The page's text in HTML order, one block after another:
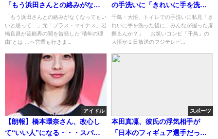
「もう浜田さんとの絡みがなく
なってもいいと思って」芸能界
の闇を告発した“積年の理由”
「もう浜田さんとの絡みがなくなってもい
いと思って…」元「プラス・マイナス」岩
橋良昌が芸能界の闇を告発した“積年の理
由”とは …へ営業も行きま...
の手洗いに「きれいに手を洗っ
た後に、みんなが握った扉握る
んか？」
千鳥・大悟、トイレでの手洗いに私見「き
れいに手を洗った後に、みんなが握った扉
握るんか？」 お笑いコンビ「千鳥」の
大悟が１日放送のフジテレビ...
アイドル
【朗報】橋本環奈さん、改心し
て“いい人”になる・・・スパイ
スポーツ
本田真凜、彼氏の浮気相手が
「日本のフィギュア選手だった